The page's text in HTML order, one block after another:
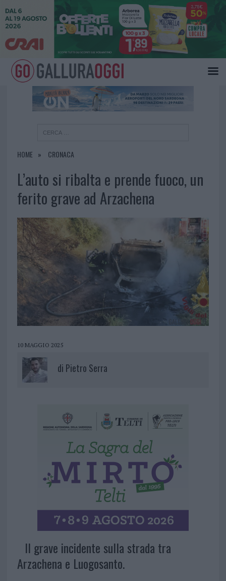
HOME CRONACA
L’auto si ribalta e prende fuoco, un
ferito grave ad Arzachena
10 MAGGIO 2025
di Pietro Serra
Il grave incidente sulla strada tra
Arzachena e Luogosanto.
×